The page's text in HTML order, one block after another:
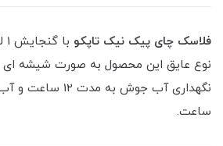
فلاسک چای پیک نیک تاپکو
نوع عایق این محصول به صورت شیشه ای
ساعت.